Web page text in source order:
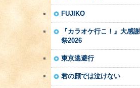
FUJIKO
『カラオケ行こ！』大感謝
祭2026
東京逃避行
君の顔では泣けない